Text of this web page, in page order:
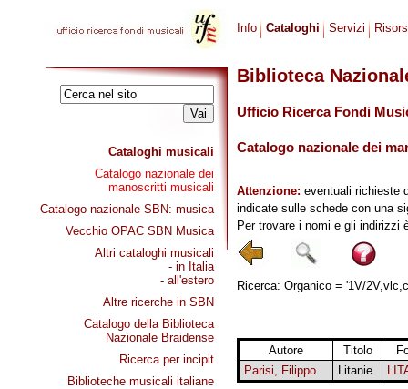
Cataloghi musicali
Catalogo nazionale dei
manoscritti musicali
Catalogo nazionale SBN: musica
Vecchio OPAC SBN Musica
Altri cataloghi musicali
- in Italia
- all'estero
Altre ricerche in SBN
Catalogo della Biblioteca
Nazionale Braidense
Ricerca per incipit
Biblioteche musicali italiane
Info Cataloghi Servizi
Biblioteca
Ufficio Ricerca Fondi
Catalogo nazionale dei
Attenzione: eventuali richieste
indicate sulle schede con una
Per trovare i nomi e gli indirizzi
Ricerca: Organico = '1V/
Autore Titolo
Parisi, Filippo
Litanie